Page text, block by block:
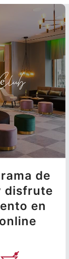
de
disfrute
en